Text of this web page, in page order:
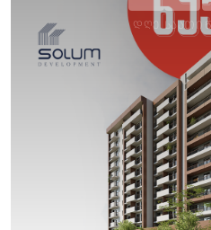
ᲓᲦᲔ ᲡᲐᲐᲗᲘ